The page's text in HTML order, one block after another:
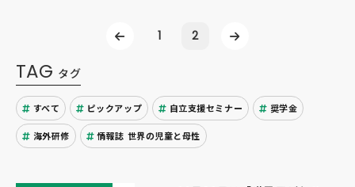
1 2
TAG タグ
すべて ピックアップ 自立支援セミナー 奨学金
海外研修 情報誌 世界の児童と母性